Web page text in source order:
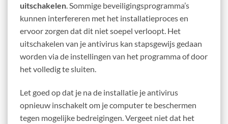
uitschakelen. Sommige beveiligingsprogramma’s
kunnen interfereren met het installatieproces en
ervoor zorgen dat dit niet soepel verloopt. Het
uitschakelen van je antivirus kan stapsgewijs gedaan
worden via de instellingen van het programma of door
het volledig te sluiten.
Let goed op dat je na de installatie je antivirus
opnieuw inschakelt om je computer te beschermen
tegen mogelijke bedreigingen. Vergeet niet dat het